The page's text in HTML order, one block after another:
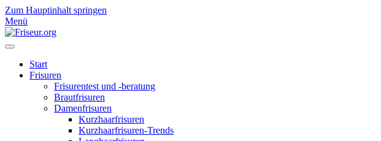
Zum Hauptinhalt springen
Menü
Start
Frisuren
Frisurentest und -beratung
Brautfrisuren
Damenfrisuren
Kurzhaarfrisuren
Kurzhaarfrisuren-Trends